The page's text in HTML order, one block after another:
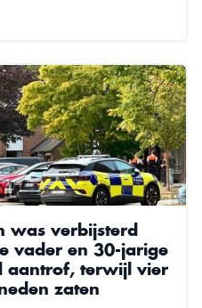
was verbijsterd
vader en 30-jarige
aantrof, terwijl vier
zaten